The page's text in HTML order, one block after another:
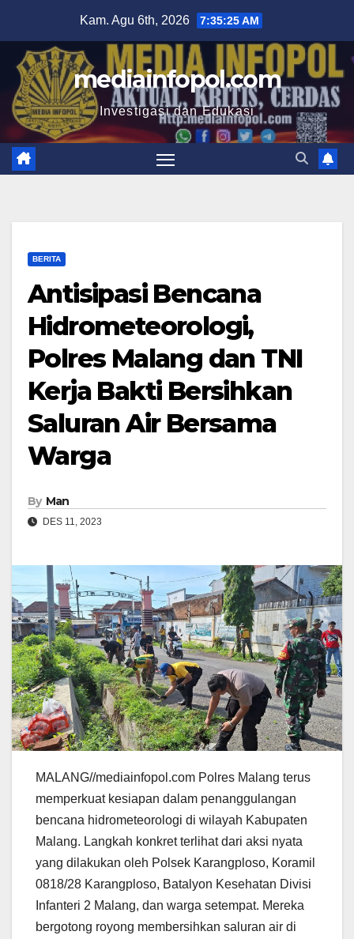
content
Kam. Agu 6th, 2026 7:35:25 AM
mediainfopol.com
Investigasi dan Edukasi
BERITA
Antisipasi Bencana
Hidrometeorologi,
Polres Malang dan TNI
Kerja Bakti Bersihkan
Saluran Air Bersama
Warga
By Man
DES 11, 2023
MALANG//mediainfopol.com Polres Malang terus
memperkuat kesiapan dalam penanggulangan
bencana hidrometeorologi di wilayah Kabupaten
Malang. Langkah konkret terlihat dari aksi nyata
yang dilakukan oleh Polsek Karangploso, Koramil
0818/28 Karangploso, Batalyon Kesehatan Divisi
Infanteri 2 Malang, dan warga setempat. Mereka
bergotong royong membersihkan saluran air di